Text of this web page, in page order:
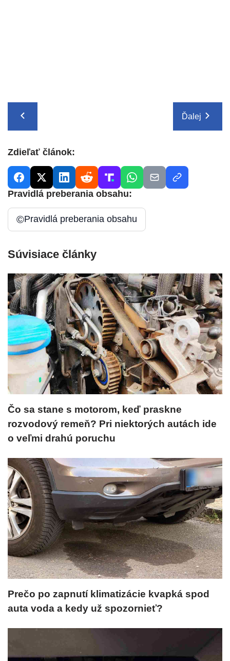
Ďalej
Zdieľať článok:
Pravidlá preberania obsahu:
©Pravidlá preberania obsahu
Súvisiace články
Čo sa stane s motorom, keď praskne
rozvodový remeň? Pri niektorých autách ide
o veľmi drahú poruchu
Prečo po zapnutí klimatizácie kvapká spod
auta voda a kedy už spozornieť?